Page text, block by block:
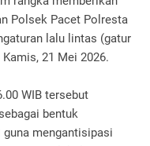
Polsek Pacet Polresta
lalu lintas (gatur
21 Mei 2026.
WIB tersebut
bentuk
mengantisipasi